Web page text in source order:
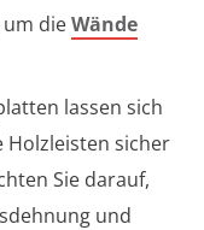
um dieWände
lassen sich
Holzleisten sicher
Sie darauf,
und